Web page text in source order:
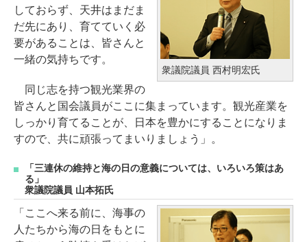
衆議院議員 西村明宏氏
しておらず、天井はまだま
だ先にあり、育てていく必
要があることは、皆さんと
一緒の気持ちです。
同じ志を持つ観光業界の
皆さんと国会議員がここに集まっています。観光産業を
しっかり育てることが、日本を豊かにすることになりま
すので、共に頑張ってまいりましょう」。
「三連休の維持と海の日の意義については、いろいろ策はあ
る」
衆議院議員 山本拓氏
「ここへ来る前に、海事の
人たちから海の日をもとに